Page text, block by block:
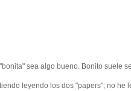
sea algo bueno. Bonito suele
leyendo los dos "papers"; no he